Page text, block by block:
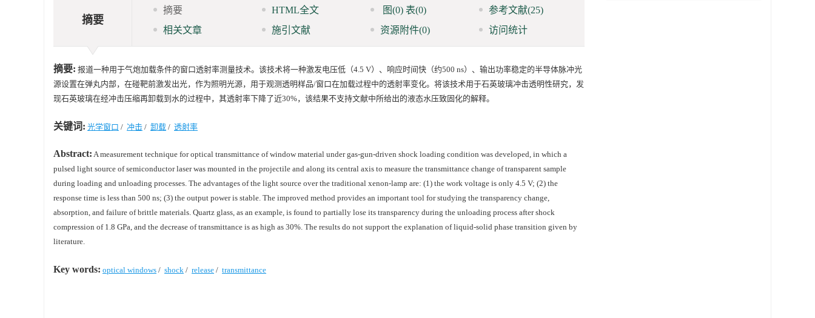
摘要
摘要 HTML全文 图(0) 表(0) 参考文献(25)
相关文章
施引文献 资源附件(0) 访问统计
摘要: 报道一种用于气炮加载条件的窗口透射率测量技术。该技术将一种激发电压低（4.5 V）、响应时间快（约500 ns）、输出功率稳定的半导体脉冲光
源设置在弹丸内部，在碰靶前激发出光，作为照明光源，用于观测透明样品/窗口在加载过程中的透射率变化。将该技术用于石英玻璃冲击透明性研究，发
现石英玻璃在经冲击压缩再卸载到水的过程中，其透射率下降了近30%，该结果不支持文献中所给出的液态水压致固化的解释。
关键词: 光学窗口 / 冲击 / 卸载 / 透射率
Abstract: A measurement technique for optical transmittance of window material under gas-gun-driven shock loading condition was developed, in which a
pulsed light source of semiconductor laser was mounted in the projectile and along its central axis to measure the transmittance change of transparent sample
during loading and unloading processes. The advantages of the light source over the traditional xenon-lamp are: (1) the work voltage is only 4.5 V; (2) the
response time is less than 500 ns; (3) the output power is stable. The improved method provides an important tool for studying the transparency change,
absorption, and failure of brittle materials. Quartz glass, as an example, is found to partially lose its transparency during the unloading process after shock
compression of 1.8 GPa, and the decrease of transmittance is as high as 30%. The results do not support the explanation of liquid-solid phase transition given by
literature.
Key words: optical windows / shock / release / transmittance